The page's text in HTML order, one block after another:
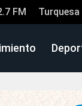
FM Turquesa